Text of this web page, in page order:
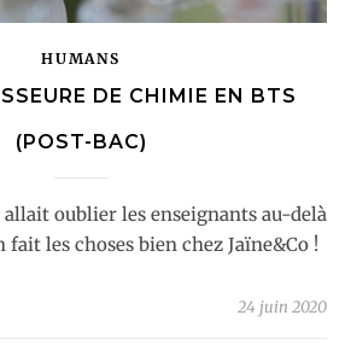
HUMANS
DE CHIMIE EN BTS
(POST-BAC)
fait les choses bien chez Jaïne&Co !
24 juin 2020